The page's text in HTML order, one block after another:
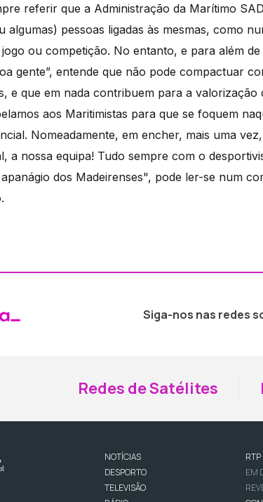
referir que a Administração da Marítimo
algumas) pessoas ligadas às mesmas, como
ou competição. No entanto, e para além
gente”, entende que não pode compactuar
e que em nada contribuem para a
aos Maritimistas para que se foquem
Nomeadamente, em encher, mais uma
a nossa equipa! Tudo sempre com o
dos Madeirenses", pode ler-se num
Siga-nos nas redes
Redes de Satélites
NOTÍCIAS
DESPORTO
TELEVISÃO
RTP
EM